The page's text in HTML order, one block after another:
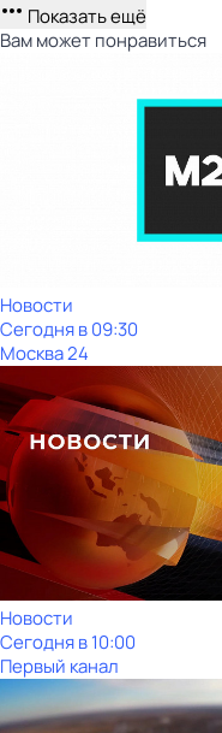
Показать ещё
Вам может понравиться
Новости
Сегодня в 09:30
Москва 24
Новости
Сегодня в 10:00
Первый канал